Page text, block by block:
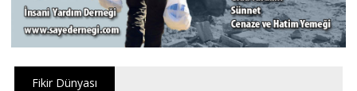
Fikir Dünyası